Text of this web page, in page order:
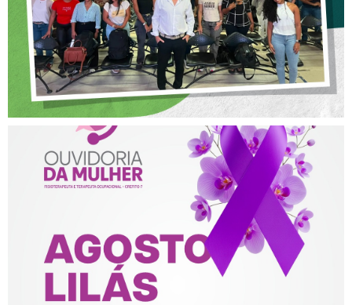
AGOSTO LILÁS – ACOLHER,
PROTEGER E COMBATER A
VIOLÊNCIA CONTRA A
MULHER